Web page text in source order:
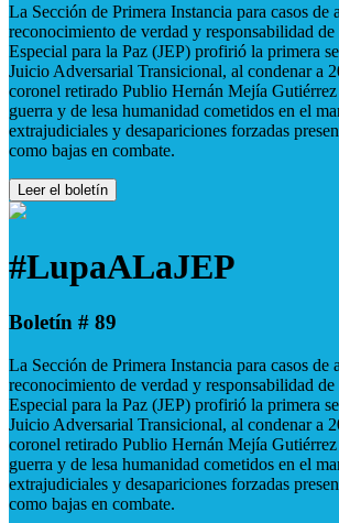
La Sección de Primera Instancia para casos de
reconocimiento de verdad y responsabilidad
Especial para la Paz (JEP) profirió la primera
Juicio Adversarial Transicional, al condenar a
coronel retirado Publio Hernán Mejía
guerra y de lesa humanidad cometidos en el
extrajudiciales y desapariciones forzadas
como bajas en combate.
Leer el boletín
#LupaALaJEP
Boletín # 89
La Sección de Primera Instancia para casos de
reconocimiento de verdad y responsabilidad
Especial para la Paz (JEP) profirió la primera
Juicio Adversarial Transicional, al condenar a
coronel retirado Publio Hernán Mejía
guerra y de lesa humanidad cometidos en el
extrajudiciales y desapariciones forzadas
como bajas en combate.